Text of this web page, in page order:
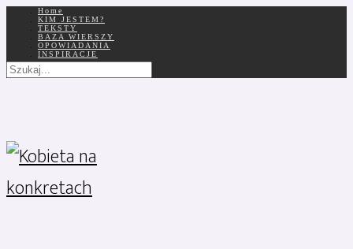
Home
KIM JESTEM?
TEKSTY
BAZA WIERSZY
OPOWIADANIA
INSPIRACJE